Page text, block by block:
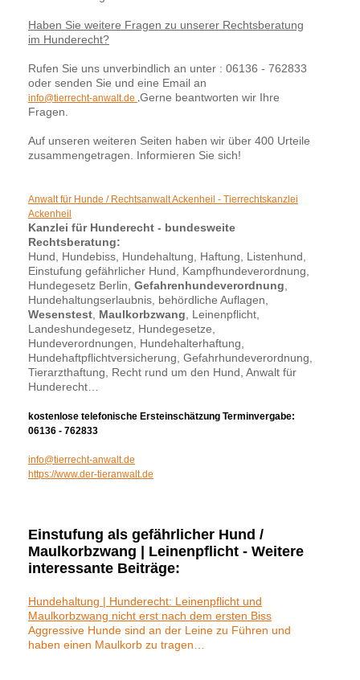
Haben Sie weitere Fragen zu unserer Rechtsberatung
im Hunderecht?
Rufen Sie uns unverbindlich an unter : 06136 - 762833
oder senden Sie und eine Email an
info@tierrecht-anwalt.de .Gerne beantworten wir Ihre
Fragen.
Auf unseren weiteren Seiten haben wir über 400 Urteile
zusammengetragen. Informieren Sie sich!
Anwalt für Hunde / Rechtsanwalt Ackenheil - Tierrechtskanzlei
Ackenheil
Kanzlei für Hunderecht - bundesweite
Rechtsberatung:
Hund, Hundebiss, Hundehaltung, Haftung, Listenhund,
Einstufung gefährlicher Hund, Kampfhundeverordnung,
Hundegesetz Berlin, Gefahrenhundeverordnung
Hundehaltungserlaubnis, behördliche Auflagen,
Wesenstest Maulkorbzwang , Leinenpflicht,
Landeshundegesetz, Hundegesetze,
Hundeverordnungen, Hundehalterhaftung,
Hundehaftpflichtversicherung, Gefahrhundeverordnung,
Tierarzthaftung, Recht rund um den Hund, Anwalt für
Hunderecht…
kostenlose telefonische Ersteinschätzung Terminvergabe:
06136 - 762833
info@tierrecht-anwalt.de
https://www.der-tieranwalt.de
Einstufung als gefährlicher Hund /
Maulkorbzwang | Leinenpflicht - Weitere
interessante Beiträge:
Hundehaltung | Hunderecht: Leinenpflicht und
Maulkorbzwang nicht erst nach dem ersten Biss
Aggressive Hunde sind an der Leine zu Führen und
haben einen Maulkorb zu tragen…